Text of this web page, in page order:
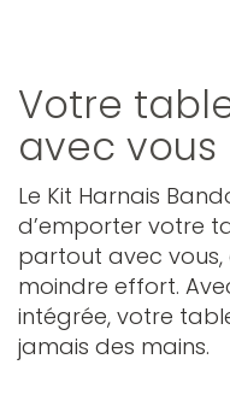
Votre
avec vous
Le Kit Harnais
d’emporter votre
partout avec vous,
moindre effort.
intégrée, votre
jamais des mains.